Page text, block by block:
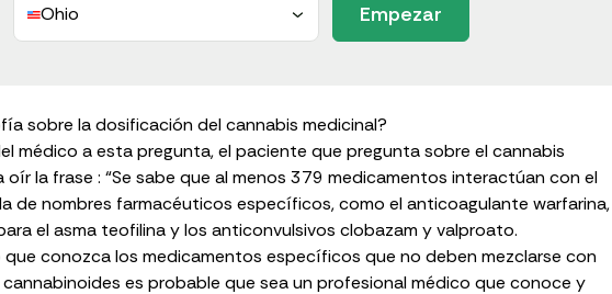
Ohio Empezar
sobre la dosificación del cannabis medicinal?
médico a esta pregunta, el paciente que pregunta sobre el cannabis
oír la frase : “Se sabe que al menos 379 medicamentos interactúan con el
de nombres farmacéuticos específicos, como el anticoagulante warfarina,
el asma teofilina y los anticonvulsivos clobazam y valproato.
que conozca los medicamentos específicos que no deben mezclarse con
cannabinoides es probable que sea un profesional médico que conoce y